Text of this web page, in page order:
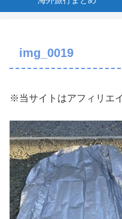
img_0019
※当サイトはアフィリエ